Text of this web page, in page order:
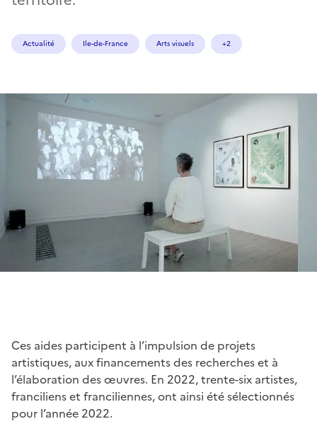
Actualité Ile-de-France Arts visuels +2
Ces aides participent à l’impulsion de projets
artistiques, aux financements des recherches et à
l’élaboration des œuvres. En 2022, trente-six artistes,
franciliens et franciliennes, ont ainsi été sélectionnés
pour l’année 2022.